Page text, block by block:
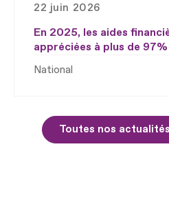
22 juin 2026
En 2025, les aides
appréciées à plus de 97%
National
Toutes nos